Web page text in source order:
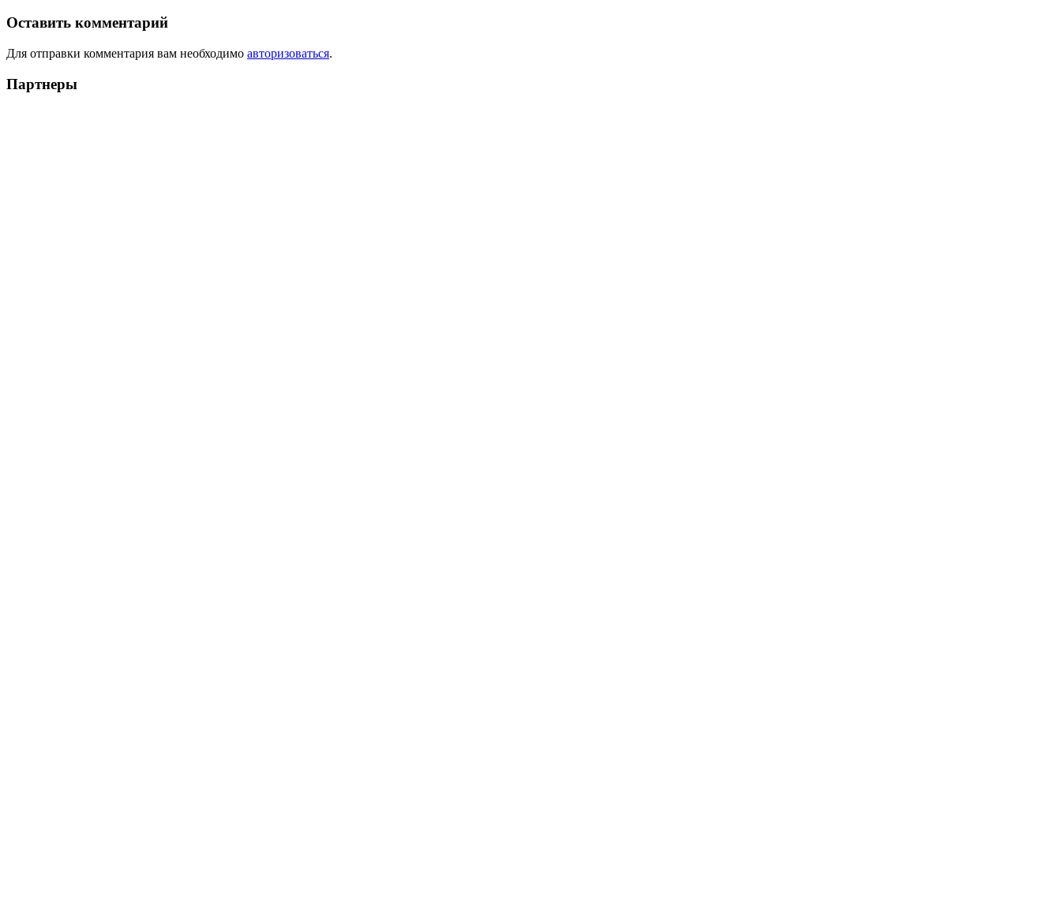
Оставить комментарий
Для отправки комментария вам необходимо авторизоваться.
Партнеры